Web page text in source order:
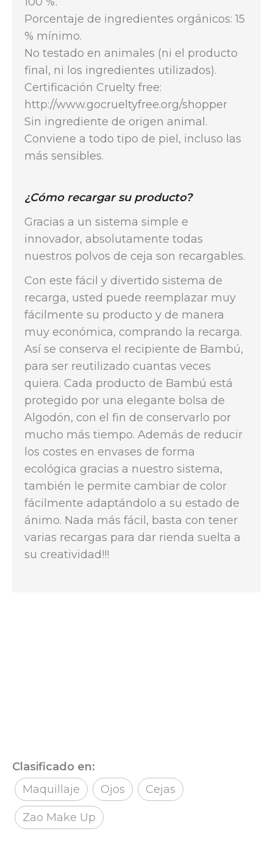
Porcentaje de ingredientes orgánicos: 15
% mínimo.
No testado en animales (ni el producto
final, ni los ingredientes utilizados).
Certificación Cruelty free:
http://www.gocrueltyfree.org/shopper
Sin ingrediente de origen animal.
Conviene a todo tipo de piel, incluso las
más sensibles.
¿Cómo recargar su producto?
Gracias a un sistema simple e
innovador, absolutamente todas
nuestros polvos de ceja son recargables.
Con este fácil y divertido sistema de
recarga, usted puede reemplazar muy
fácilmente su producto y de manera
muy económica, comprando la recarga.
Así se conserva el recipiente de Bambú,
para ser reutilizado cuantas veces
quiera. Cada producto de Bambú está
protegido por una elegante bolsa de
Algodón, con el fin de conservarlo por
mucho más tiempo. Además de reducir
los costes en envases de forma
ecológica gracias a nuestro sistema,
también le permite cambiar de color
fácilmente adaptándolo a su estado de
ánimo. Nada más fácil, basta con tener
varias recargas para dar rienda suelta a
su creatividad!!!
Clasificado en:
Maquillaje
Ojos Cejas
Zao Make Up